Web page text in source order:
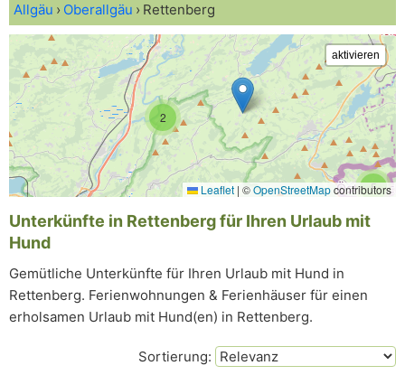
Allgäu
Oberallgäu Rettenberg
2
5
Leaflet | ©OpenStreetMapcontributors
Unterkünfte in Rettenberg für Ihren Urlaub mit
Hund
Gemütliche Unterkünfte für Ihren Urlaub mit Hund in
Rettenberg. Ferienwohnungen & Ferienhäuser für einen
erholsamen Urlaub mit Hund(en) in Rettenberg.
Sortierung: